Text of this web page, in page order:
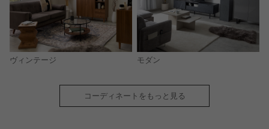
ヴィンテージ モダン
コーディネートをもっと見る